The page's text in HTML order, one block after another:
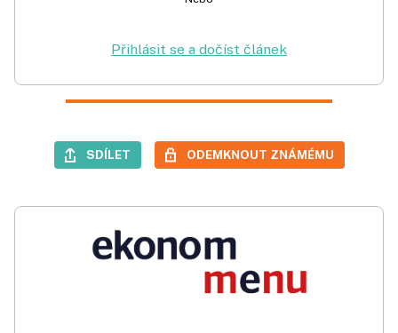
Přihlásit se a dočíst článek
SDÍLET ODEMKNOUT ZNÁMÉMU